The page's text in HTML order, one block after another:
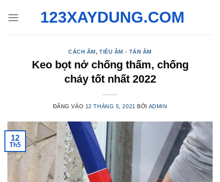
qua
123XAYDUNG.COM
CÁCH ÂM,TIÊU ÂM - TÁN ÂM
Keo bọt nở chống thấm, chống
cháy tốt nhất 2022
ĐĂNG VÀO 12 THÁNG 5, 2021 BỞI ADMIN
12
Th5